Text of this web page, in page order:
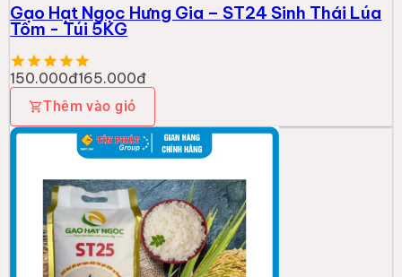
Gạo Hạt Ngọc Hưng Gia – ST24 Sinh Thái Lúa
Tôm - Túi 5KG
150.000đ165.000đ
Thêm vào giỏ